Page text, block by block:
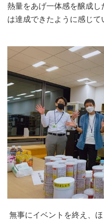
熱量をあげ一体感を醸成
は達成できたように感じて
無事にイベントを終え、